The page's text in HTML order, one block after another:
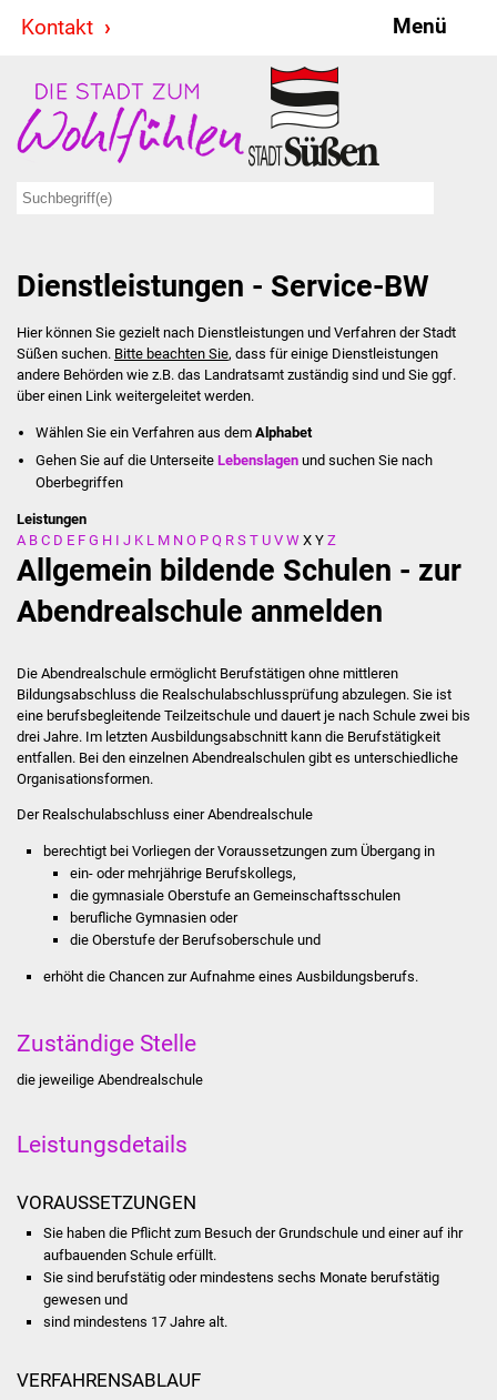
Kontakt Menü
Stadt & Politik
Bürgermeister
Ausschüsse
Ratsinformationssystem
Jugendbeirat
Summerrockfestival
Stadtverwaltung
Ansprechpartner
Stellenangebote
Kontakt
Veröffentlichungen
Ortsrecht
Sanierung Hallenbad
Dienstleistungen - Service-BW
Hier können Sie gezielt nach Dienstleistungen und Verfahren der Stadt
Süßen suchen. Bitte beachten Sie, dass für einige Dienstleistungen
andere Behörden wie z.B. das Landratsamt zuständig sind und Sie ggf.
über einen Link weitergeleitet werden.
Wählen Sie ein Verfahren aus dem Alphabet
Gehen Sie auf die UnterseiteLebenslagen und suchen Sie nach
Oberbegriffen
Leistungen
A B C D E F G H I J K L M N O P Q R S T U V W X Y Z
Allgemein bildende Schulen - zur
Abendrealschule anmelden
Die Abendrealschule ermöglicht Berufstätigen ohne mittleren
Bildungsabschluss die Realschulabschlussprüfung abzulegen. Sie ist
eine berufsbegleitende Teilzeitschule und dauert je nach Schule zwei bis
drei Jahre. Im letzten Ausbildungsabschnitt kann die Berufstätigkeit
entfallen. Bei den einzelnen Abendrealschulen gibt es unterschiedliche
Organisationsformen.
Der Realschulabschluss einer Abendrealschule
berechtigt bei Vorliegen der Voraussetzungen zum Übergang in
ein- oder mehrjährige Berufskollegs,
die gymnasiale Oberstufe an Gemeinschaftsschulen
berufliche Gymnasien oder
die Oberstufe der Berufsoberschule und
erhöht die Chancen zur Aufnahme eines Ausbildungsberufs.
Zuständige Stelle
die jeweilige Abendrealschule
Leistungsdetails
VORAUSSETZUNGEN
Sie haben die Pflicht zum Besuch der Grundschule und einer auf ihr
aufbauenden Schule erfüllt.
Sie sind berufstätig oder mindestens sechs Monate berufstätig
gewesen und
sind mindestens 17 Jahre alt.
VERFAHRENSABLAUF